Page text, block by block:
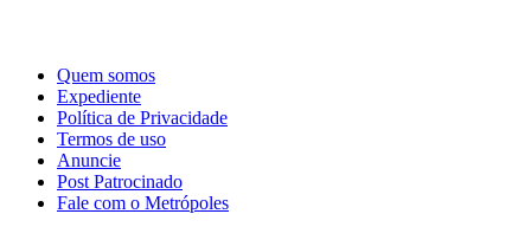
Quem somos
Expediente
Política de Privacidade
Termos de uso
Anuncie
Post Patrocinado
Fale com o Metrópoles